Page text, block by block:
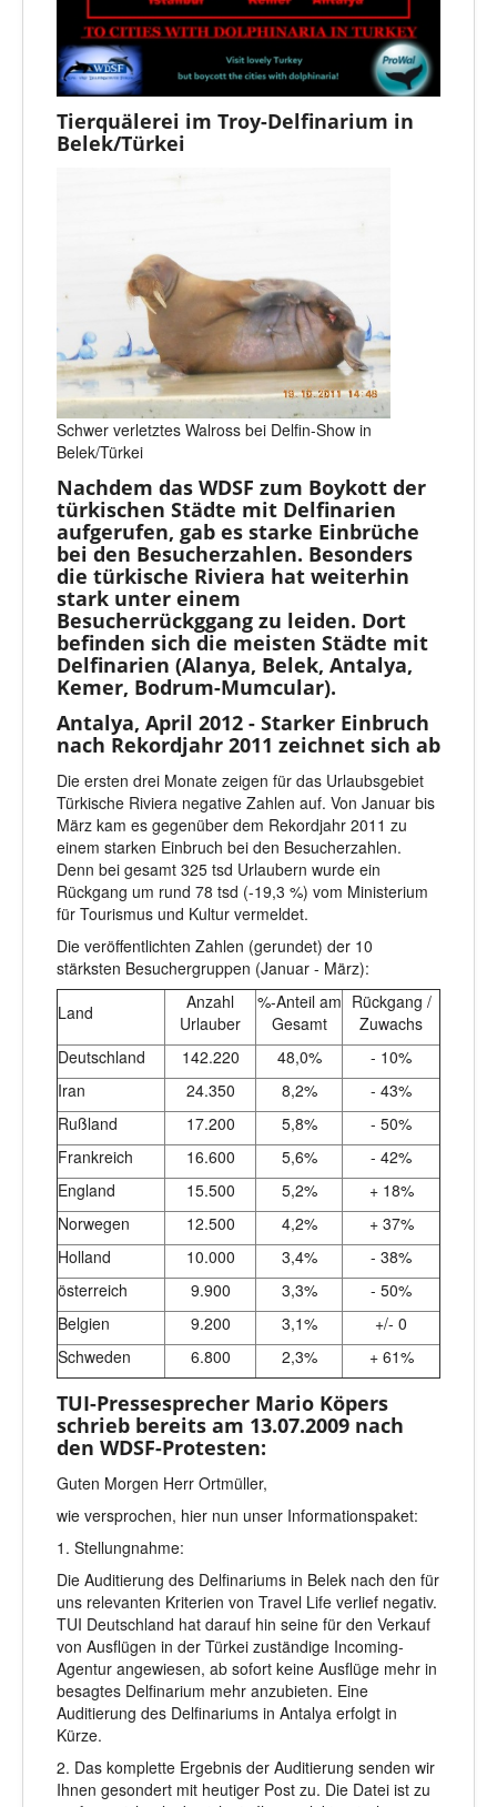
Tierquälerei im Troy-Delfinarium in
Belek/Türkei
Schwer verletztes Walross bei Delfin-Show in
Belek/Türkei
Nachdem das WDSF zum Boykott der
türkischen Städte mit Delfinarien
aufgerufen, gab es starke Einbrüche
bei den Besucherzahlen. Besonders
die türkische Riviera hat weiterhin
stark unter einem
Besucherrückggang zu leiden. Dort
befinden sich die meisten Städte mit
Delfinarien (Alanya, Belek, Antalya,
Kemer, Bodrum-Mumcular).
Antalya, April 2012 - Starker Einbruch
nach Rekordjahr 2011 zeichnet sich ab
Die ersten drei Monate zeigen für das Urlaubsgebiet
Türkische Riviera negative Zahlen auf. Von Januar bis
März kam es gegenüber dem Rekordjahr 2011 zu
einem starken Einbruch bei den Besucherzahlen.
Denn bei gesamt 325 tsd Urlaubern wurde ein
Rückgang um rund 78 tsd (-19,3 %) vom Ministerium
für Tourismus und Kultur vermeldet.
Die veröffentlichten Zahlen (gerundet) der 10
stärksten Besuchergruppen (Januar - März):
Land
Anzahl
Urlauber
%-Anteil am
Gesamt
Rückgang /
Zuwachs
Deutschland
142.220 48,0%
- 10%
Iran
24.350 8,2%
- 43%
Rußland
17.200 5,8%
- 50%
Frankreich
16.600 5,6%
- 42%
England
15.500 5,2%
+ 18%
Norwegen
12.500 4,2%
+ 37%
Holland
10.000 3,4%
- 38%
österreich
9.900 3,3%
- 50%
Belgien
9.200 3,1%
+/- 0
Schweden
6.800 2,3% + 61%
TUI-Pressesprecher Mario Köpers
schrieb bereits am 13.07.2009 nach
den WDSF-Protesten:
Guten Morgen Herr Ortmüller,
wie versprochen, hier nun unser Informationspaket:
1. Stellungnahme:
Die Auditierung des Delfinariums in Belek nach den für
uns relevanten Kriterien von Travel Life verlief negativ.
TUI Deutschland hat darauf hin seine für den Verkauf
von Ausflügen in der Türkei zuständige Incoming-
Agentur angewiesen, ab sofort keine Ausflüge mehr in
besagtes Delfinarium mehr anzubieten. Eine
Auditierung des Delfinariums in Antalya erfolgt in
Kürze.
2. Das komplette Ergebnis der Auditierung senden wir
Ihnen gesondert mit heutiger Post zu. Die Datei ist zu